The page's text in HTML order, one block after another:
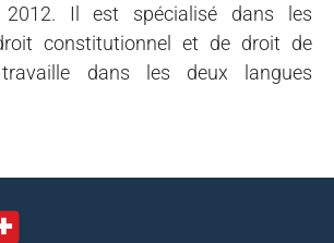
Il est spécialisé dans les
constitutionnel et de droit de
dans les deux langues